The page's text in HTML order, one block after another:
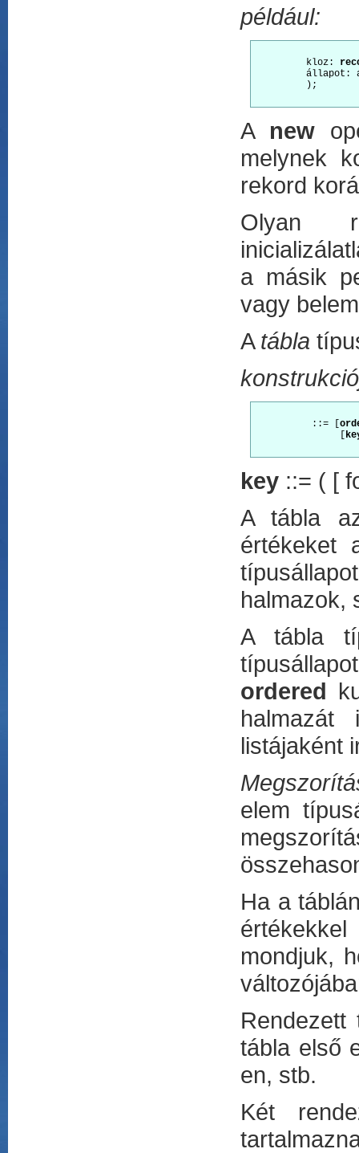
például:
         kloz:
állapot:
         );
A new
melynek
rekord
Olyan
a másik
vagy
A tábla
          ::= [
               [
key ::= ( [
A tábla
értékeket
halmazok,
A tábla
ordered
halmazát
listájaként
elem
Ha a
mondjuk,
Rendezett
tábla első
en, stb.
Két